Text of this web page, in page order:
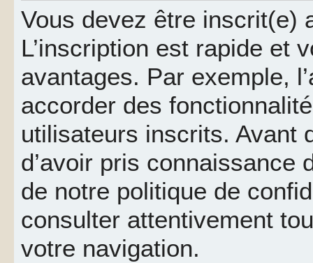
Vous devez être inscrit(e)
L’inscription est rapide et
avantages. Par exemple,
accorder des
utilisateurs inscrits. Avant
d’avoir pris connaissance
de notre politique de
consulter attentivement
votre navigation.